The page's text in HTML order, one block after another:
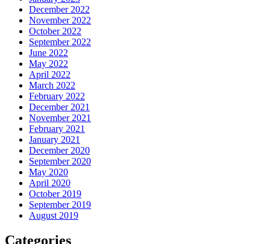
December 2022
November 2022
October 2022
September 2022
June 2022
May 2022
April 2022
March 2022
February 2022
December 2021
November 2021
February 2021
January 2021
December 2020
September 2020
May 2020
April 2020
October 2019
September 2019
August 2019
Categories